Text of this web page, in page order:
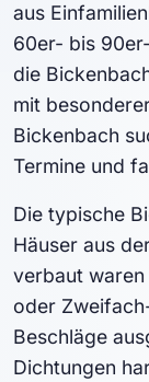
aus
60er- bis
die
mit
Bickenbach
Termine und
Die typische
Häuser aus
verbaut
oder
Beschläge
Dichtungen